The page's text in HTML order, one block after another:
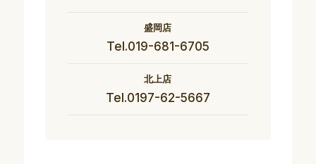
盛岡店
Tel.019-681-6705
北上店
Tel.0197-62-5667